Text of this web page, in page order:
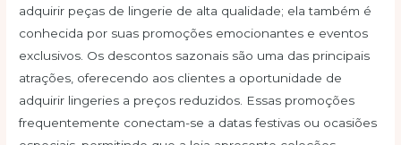
adquirir peças de lingerie de alta qualidade; ela também é
conhecida por suas promoções emocionantes e eventos
exclusivos. Os descontos sazonais são uma das principais
atrações, oferecendo aos clientes a oportunidade de
adquirir lingeries a preços reduzidos. Essas promoções
frequentemente conectam-se a datas festivas ou ocasiões